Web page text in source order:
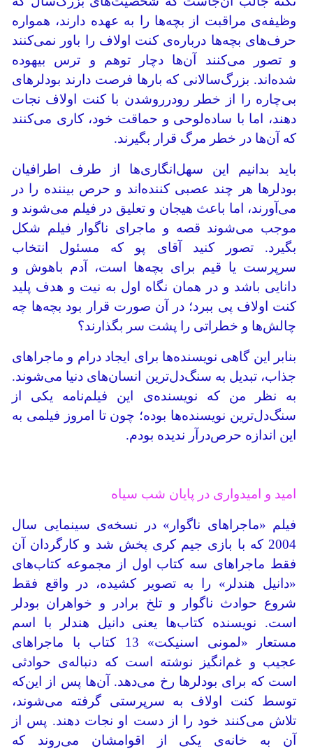
وظیفه‌ی مراقبت از بچه‌ها را به عهده دارند، همواره
حرف‌های بچه‌ها درباره‌ی کنت اولاف را باور نمی‌کنند
و تصور می‌کنند آن‌ها دچار توهم و ترس بیهوده
شده‌اند. بزرگ‌سالانی که بارها فرصت دارند بودلر‌های
بی‌چاره را از خطر رودرروشدن با کنت اولاف نجات
دهند، اما با ساده‌لوحی و حماقت خود، کاری می‌کنند
که آن‌ها در خطر مرگ قرار بگیرند.
باید بدانیم این سهل‌انگاری‌ها از طرف اطرافیان
بودلرها هر چند عصبی کننده‌اند و حرص بیننده را در
می‌آورند، اما باعث هیجان و تعلیق در فیلم می‌شوند و
موجب می‌شوند قصه و ماجرای ناگوار فیلم شکل
بگیرد. تصور کنید آقای پو که مسئول انتخاب
سرپرست یا قیم برای بچه‌ها است، آدم باهوش و
دانایی باشد و در همان نگاه اول به نیت و هدف پلید
کنت اولاف پی ببرد؛ در آن صورت قرار بود بچه‌ها چه
چالش‌ها و خطراتی را پشت سر بگذارند؟
بنابر این گاهی نویسنده‌ها برای ایجاد درام و ماجراهای
جذاب، تبدیل به سنگ‌دل‌ترین انسان‌های دنیا می‌شوند.
به نظر من که نویسنده‌ی این فیلم‌نامه یکی از
سنگ‌دل‌ترین نویسنده‌ها بوده؛ چون تا امروز فیلمی به
این اندازه حرص‌درآر ندیده بودم.
امید و امیدواری در پایان شب سیاه
فیلم «ماجراهای ناگوار» در نسخه‌ی سینمایی سال
2004 که با بازی جیم کری پخش شد و کارگردان آن
فقط ماجراهای سه کتاب اول از مجموعه کتاب‌های
«دانیل هندلر» را به تصویر کشیده، در واقع فقط
شروع حوادث ناگوار و تلخ برادر و خواهران بودلر
است. نویسنده کتاب‌ها یعنی دانیل هندلر با اسم
مستعار «لمونی اسنیکت» 13 کتاب با ماجراهای
عجیب و غم‌انگیز نوشته است که دنباله‌ی حوادثی
است که برای بودلرها رخ می‌دهد. آن‌ها پس از این‌که
توسط کنت اولاف به سرپرستی گرفته می‌شوند،
تلاش می‌کنند خود را از دست او نجات دهند. پس از
آن به خانه‌ی یکی از اقوامشان می‌روند که